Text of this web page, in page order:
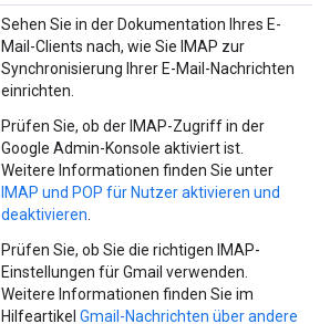
Sehen Sie in der Dokumentation Ihres E-
Mail-Clients nach, wie Sie IMAP zur
Synchronisierung Ihrer E-Mail-Nachrichten
einrichten.
Prüfen Sie, ob der IMAP-Zugriff in der
Google Admin-Konsole aktiviert ist.
Weitere Informationen finden Sie unter
IMAP und POP für Nutzer aktivieren und
deaktivieren
Prüfen Sie, ob Sie die richtigen IMAP-
Einstellungen für Gmail verwenden.
Weitere Informationen finden Sie im
Hilfeartikel Gmail-Nachrichten über andere